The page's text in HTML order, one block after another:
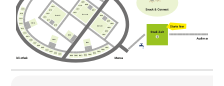
A09
A08
A07
A10
A11
A12
E10-18
A06
A05
A04
A03
A02
A01
E01-09
B02
A17
A18
A14
A15
A16
E19-27
A13
B01
B03
B04
C01
C02
C03
C04
C05
C06
C07
C08
C09
C10
C11
C12
C13
C14
C15
D09 D07 D06 D05
D04
D03
D02
D01
Studi-Zelt
Audimax
Mensa
Bibliothek
Snack & Connect
Starte hier